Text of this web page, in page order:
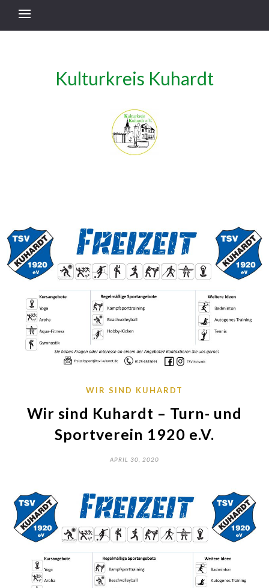
Kulturkreis Kuhardt
WIR SIND KUHARDT
Wir sind Kuhardt – Turn- und
Sportverein 1920 e.V.
APRIL 30, 2020